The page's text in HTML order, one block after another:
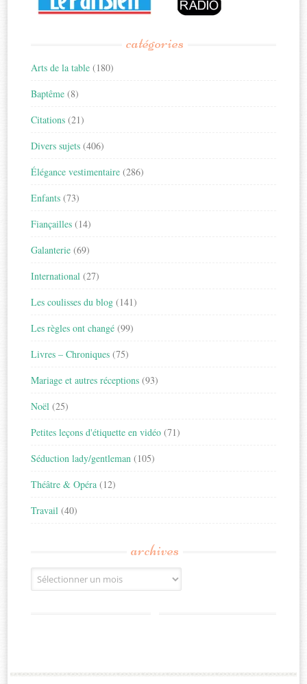
catégories
Arts de la table (180)
Baptême (8)
Citations (21)
Divers sujets (406)
Élégance vestimentaire (286)
Enfants (73)
Fiançailles (14)
Galanterie (69)
International (27)
Les coulisses du blog (141)
Les règles ont changé (99)
Livres – Chroniques (75)
Mariage et autres réceptions (93)
Noël (25)
Petites leçons d'étiquette en vidéo (71)
Séduction lady/gentleman (105)
Théâtre & Opéra (12)
Travail (40)
archives
Archives